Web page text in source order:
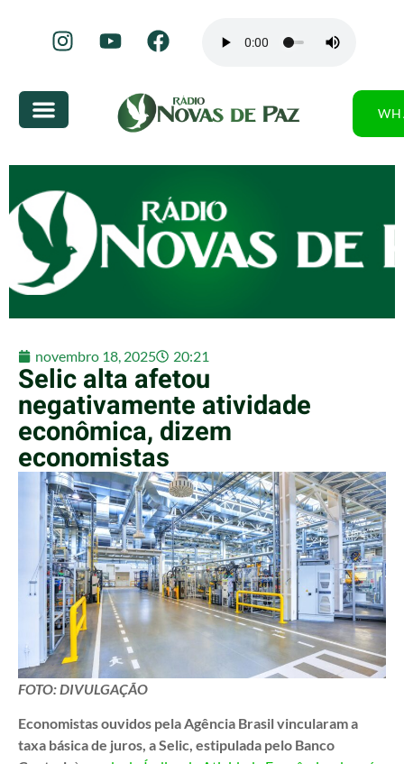
novembro 18, 2025 20:21
Selic alta afetou
negativamente atividade
econômica, dizem
economistas
FOTO: DIVULGAÇÃO
Economistas ouvidos pela Agência Brasil vincularam a
taxa básica de juros, a Selic, estipulada pelo Banco